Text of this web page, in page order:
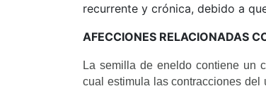
recurrente y crónica, debido a
AFECCIONES RELACIONADAS
La semilla de eneldo contiene un
cual estimula las contracciones del